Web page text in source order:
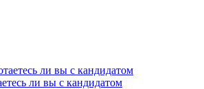
ли вы с кандидатом